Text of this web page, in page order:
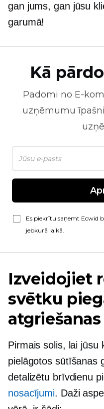
gan jums, gan jūsu
garumā!
Kā
Padomi no E-
uzņēmumu
Es piekrītu saņemt Ecwid
jebkurā laikā.
Izveidojiet
svētku
Pirmais solis, lai jūsu
pielāgotos sūtīšanas
detalizētu brīvdienu
nosacījumi. Daži